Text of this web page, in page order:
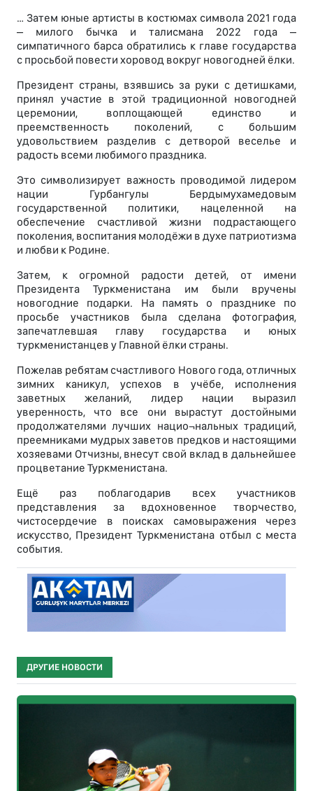
… Затем юные артисты в костюмах символа 2021 года
– милого бычка и талисмана 2022 года –
симпатичного барса обратились к главе государства
с просьбой повести хоровод вокруг новогодней ёлки.
Президент страны, взявшись за руки с детишками,
принял участие в этой традиционной новогодней
церемонии, воплощающей единство и
преемственность поколений, с большим
удовольствием разделив с детворой веселье и
радость всеми любимого праздника.
Это символизирует важность проводимой лидером
нации Гурбангулы Бердымухамедовым
государственной политики, нацеленной на
обеспечение счастливой жизни подрастающего
поколения, воспитания молодёжи в духе патриотизма
и любви к Родине.
Затем, к огромной радости детей, от имени
Президента Туркменистана им были вручены
новогодние подарки. На память о празднике по
просьбе участников была сделана фотография,
запечатлевшая главу государства и юных
туркменистанцев у Главной ёлки страны.
Пожелав ребятам счастливого Нового года, отличных
зимних каникул, успехов в учёбе, исполнения
заветных желаний, лидер нации выразил
уверенность, что все они вырастут достойными
продолжателями лучших нацио¬нальных традиций,
преемниками мудрых заветов предков и настоящими
хозяевами Отчизны, внесут свой вклад в дальнейшее
процветание Туркменистана.
Ещё раз поблагодарив всех участников
представления за вдохновенное творчество,
чистосердечие в поисках самовыражения через
искусство, Президент Туркменистана отбыл с места
события.
ДРУГИЕ НОВОСТИ